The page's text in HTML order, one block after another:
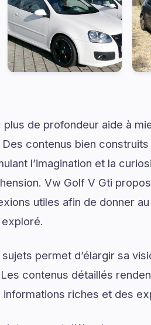
de profondeur aide à
contenus bien
l’imagination et la
Vw Golf V Gti
utiles afin de donner
permet d’élargir sa
contenus détaillés
riches et des